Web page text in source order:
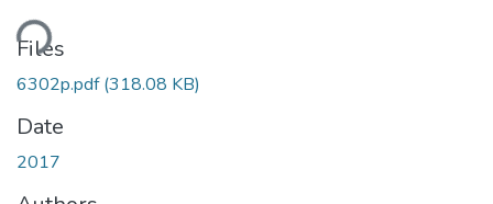
Files
6302p.pdf(318.08 KB)
Date
2017